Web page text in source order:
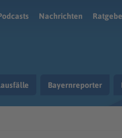
Nachrichten
Bayernreporter